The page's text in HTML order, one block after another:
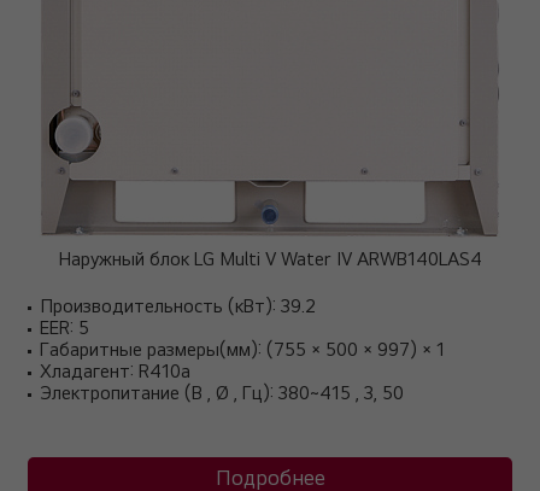
Наружный блок LG Multi V Water IV ARWB140LAS4
Производительность (кВт): 39.2
EER: 5
Габаритные размеры(мм): (755 × 500 × 997) × 1
Хладагент: R410a
Электропитание (В , Ø , Гц): 380~415 , 3, 50
Подробнее